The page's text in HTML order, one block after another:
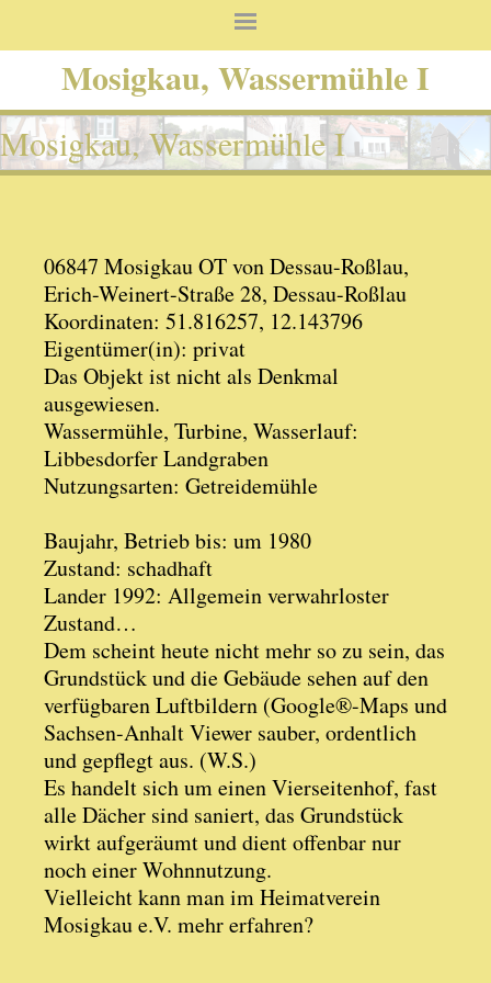
Mosigkau, Wassermühle I
Mosigkau, Wassermühle I
06847 Mosigkau OT von Dessau-Roßlau,
Erich-Weinert-Straße 28, Dessau-Roßlau
Koordinaten: 51.816257, 12.143796
Eigentümer(in): privat
Das Objekt ist nicht als Denkmal
ausgewiesen.
Wassermühle, Turbine, Wasserlauf:
Libbesdorfer Landgraben
Nutzungsarten: Getreidemühle
Baujahr, Betrieb bis: um 1980
Zustand: schadhaft
Lander 1992: Allgemein verwahrloster
Zustand…
Dem scheint heute nicht mehr so zu sein, das
Grundstück und die Gebäude sehen auf den
verfügbaren Luftbildern (Google®-Maps und
Sachsen-Anhalt Viewer sauber, ordentlich
und gepflegt aus. (W.S.)
Es handelt sich um einen Vierseitenhof, fast
alle Dächer sind saniert, das Grundstück
wirkt aufgeräumt und dient offenbar nur
noch einer Wohnnutzung.
Vielleicht kann man im Heimatverein
Mosigkau e.V. mehr erfahren?